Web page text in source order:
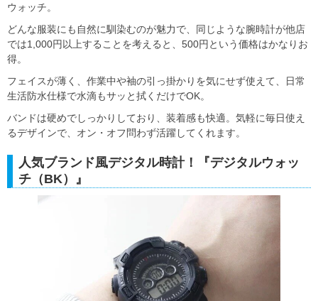
ウォッチ。
どんな服装にも自然に馴染むのが魅力で、同じような腕時計が他店
では1,000円以上することを考えると、500円という価格はかなりお
得。
フェイスが薄く、作業中や袖の引っ掛かりを気にせず使えて、日常
生活防水仕様で水滴もサッと拭くだけでOK。
バンドは硬めでしっかりしており、装着感も快適。気軽に毎日使え
るデザインで、オン・オフ問わず活躍してくれます。
人気ブランド風デジタル時計！『デジタルウォッ
チ（BK）』